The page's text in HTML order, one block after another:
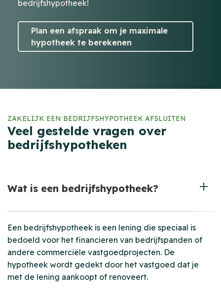
bedrijfshypotheek!
Plan een afspraak om je maximale
hypotheek te berekenen
ZAKELIJK EEN BEDRIJFSHYPOTHEEK AFSLUITEN
Veel gestelde vragen over
bedrijfshypotheken
Wat is een bedrijfshypotheek?
Een bedrijfshypotheek is een lening die speciaal is
bedoeld voor het financieren van bedrijfspanden of
andere commerciële vastgoedprojecten. De
hypotheek wordt gedekt door het vastgoed dat je
met de lening aankoopt of renoveert.